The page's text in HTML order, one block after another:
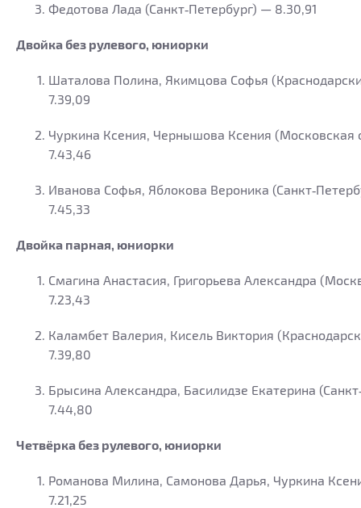
Федотова Лада (Санкт‑Петербург) — 8.30,91
Двойка без рулевого, юниорки
Шаталова Полина, Якимцова Софья
7.39,09
Чуркина Ксения, Чернышова Ксения (Московская
7.43,46
Иванова Софья, Яблокова Вероника
7.45,33
Двойка парная, юниорки
Смагина Анастасия, Григорьева Александра
7.23,43
Каламбет Валерия, Кисель Виктория
7.39,80
Брысина Александра, Басилидзе Екатерина
7.44,80
Четвёрка без рулевого, юниорки
Романова Милина, Самонова Дарья, Чуркина
7.21,25